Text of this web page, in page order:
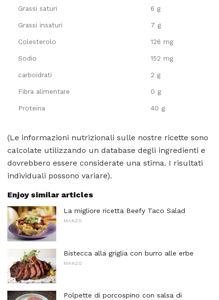
Grassi saturi 6 g
Grassi insaturi 7 g
Colesterolo 126 mg
Sodio 152 mg
carboidrati 2 g
Fibra alimentare 0 g
Proteina 40 g
(Le informazioni nutrizionali sulle nostre ricette sono
calcolate utilizzando un database degli ingredienti e
dovrebbero essere considerate una stima. I risultati
individuali possono variare).
Enjoy similar articles
La migliore ricetta Beefy Taco Salad
MANZO
Bistecca alla griglia con burro alle erbe
MANZO
Polpette di porcospino con salsa di